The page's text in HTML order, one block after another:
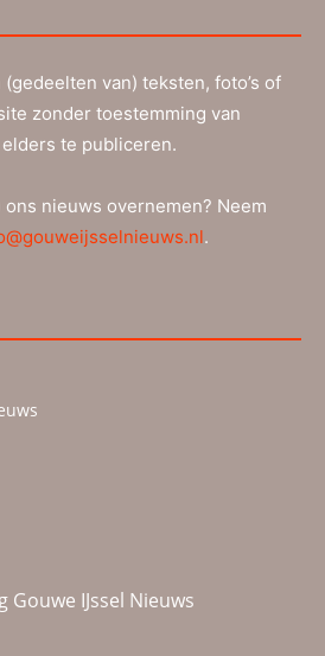
van) teksten, foto’s of
zonder toestemming van
te publiceren.
nieuws overnemen? Neem
.
IJssel Nieuws